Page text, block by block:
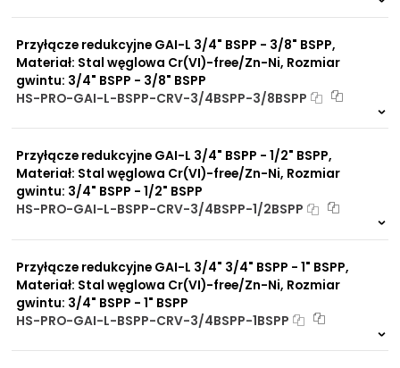
Przyłącze redukcyjne GAI-L 3/4" BSPP - 3/8" BSPP,
Materiał: Stal węglowa Cr(VI)-free/Zn-Ni, Rozmiar
gwintu: 3/4" BSPP - 3/8" BSPP
HS-PRO-GAI-L-BSPP-CRV-3/4BSPP-3/8BSPP
Przyłącze redukcyjne GAI-L 3/4" BSPP - 1/2" BSPP,
Materiał: Stal węglowa Cr(VI)-free/Zn-Ni, Rozmiar
gwintu: 3/4" BSPP - 1/2" BSPP
HS-PRO-GAI-L-BSPP-CRV-3/4BSPP-1/2BSPP
Przyłącze redukcyjne GAI-L 3/4" 3/4" BSPP - 1" BSPP,
Materiał: Stal węglowa Cr(VI)-free/Zn-Ni, Rozmiar
gwintu: 3/4" BSPP - 1" BSPP
HS-PRO-GAI-L-BSPP-CRV-3/4BSPP-1BSPP